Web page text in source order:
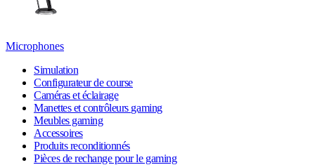
Microphones
Simulation
Configurateur de course
Caméras et éclairage
Manettes et contrôleurs gaming
Meubles gaming
Accessoires
Produits reconditionnés
Pièces de rechange pour le gaming